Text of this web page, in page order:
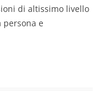
di altissimo livello
e